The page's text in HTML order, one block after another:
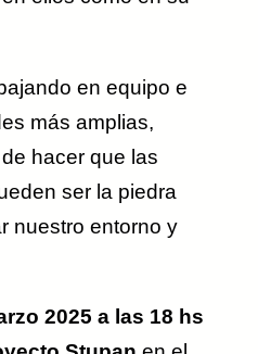
en equipo e
más amplias,
hacer que las
ser la piedra
nuestro entorno y
2025 a las 18 hs